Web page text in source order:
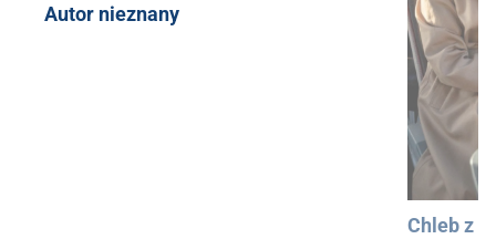
Autor nieznany
Chleb z